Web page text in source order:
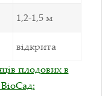
1,2-1,5 м
відкрита
плодових в